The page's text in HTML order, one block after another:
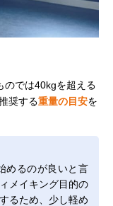
のでは40kgを超える
奨する重量の目安を
めるのが良いと言
メイキング目的の
るため、少し軽め